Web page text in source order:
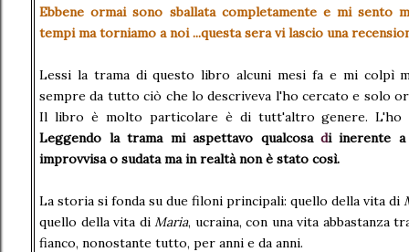
Ebbene ormai sono sballata completamente e mi sento
tempi ma torniamo a noi ...questa sera vi lascio una
Lessi la trama di questo libro alcuni mesi fa e mi colpì
sempre da tutto ciò che lo descriveva l'ho cercato e solo
Il libro è molto particolare è di tutt'altro genere. L'ho
Leggendo la trama mi aspettavo qualcosadi inerente
improvvisa o sudata ma in realtà non è stato così.
La storia si fonda su due filoni principali: quello della vita di
quello della vita di Maria, ucraina, con una vita abbastanza
fianco, nonostante tutto, per anni e da anni.